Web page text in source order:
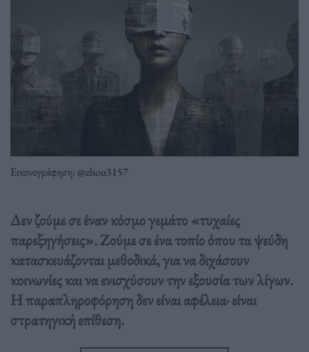
Εικονογράφηση: @zhou3157
Δεν ζούμε σε έναν κόσμο γεμάτο «τυχαίες
παρεξηγήσεις». Ζούμε σε ένα τοπίο όπου τα ψεύδη
κατασκευάζονται μεθοδικά, για να διχάσουν
κοινωνίες και να ενισχύσουν την εξουσία των λίγων.
Η παραπληροφόρηση δεν είναι αφέλεια· είναι
στρατηγική επίθεση.